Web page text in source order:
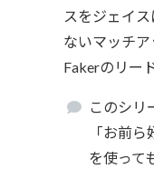
スをジェイ
ないマッチ
Fakerのリー
このシリ
「お前
を使って